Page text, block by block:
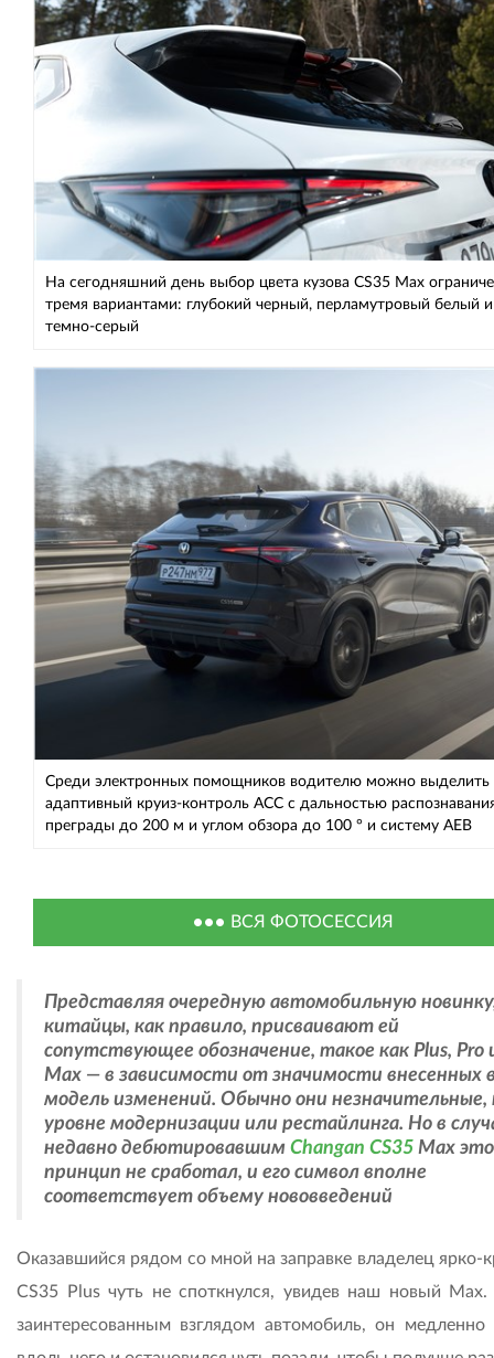
На сегодняшний день выбор цвета кузова CS35 Max
тремя вариантами: глубокий черный, перламутровый белый и
темно-серый
Среди электронных помощников водителю можно выделить
адаптивный круиз-контроль ACC с дальностью
преграды до 200 м и углом обзора до 100 ° и систему AEB
ВСЯ ФОТОСЕССИЯ
Представляя очередную автомобильную
китайцы, как правило, присваивают ей
сопутствующее обозначение, такое как Plus, Pro
Max — в зависимости от значимости внесенных
модель изменений. Обычно они незначительные,
уровне модернизации или рестайлинга. Но в
недавно дебютировавшим Changan CS35 Max
принцип не сработал, и его символ вполне
соответствует объему нововведений
Оказавшийся рядом со мной на заправке владелец ярко-
CS35 Plus чуть не споткнулся, увидев наш новый
заинтересованным взглядом автомобиль, он